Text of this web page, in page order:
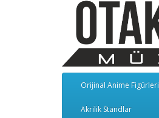
Orijinal Anime Figürleri
Akrilik Standlar